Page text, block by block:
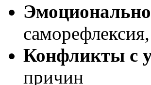
Конфликты с
причин